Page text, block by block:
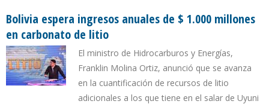
Bolivia espera ingresos anuales de $ 1.000 millones
en carbonato de litio
El ministro de Hidrocarburos y Energías,
Franklin Molina Ortiz, anunció que se avanza
en la cuantificación de recursos de litio
adicionales a los que tiene en el salar de Uyuni